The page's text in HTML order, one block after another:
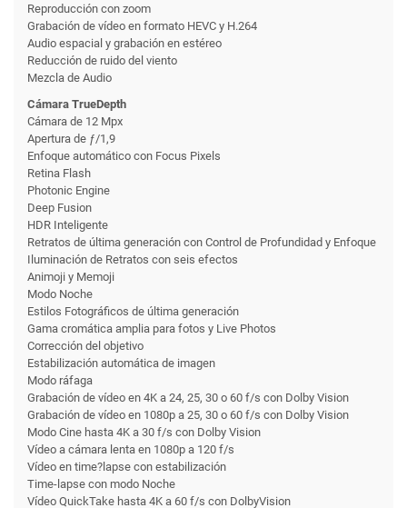
Reproducción con zoom
Grabación de vídeo en formato HEVC y H.264
Audio espacial y grabación en estéreo
Reducción de ruido del viento
Mezcla de Audio
Cámara TrueDepth
Cámara de 12 Mpx
Apertura de ƒ/1,9
Enfoque automático con Focus Pixels
Retina Flash
Photonic Engine
Deep Fusion
HDR Inteligente
Retratos de última generación con Control de Profundidad y Enfoque
Iluminación de Retratos con seis efectos
Animoji y Memoji
Modo Noche
Estilos Fotográficos de última generación
Gama cromática amplia para fotos y Live Photos
Corrección del objetivo
Estabili­zación automática de imagen
Modo ráfaga
Grabación de vídeo en 4K a 24, 25, 30 o 60 f/s con Dolby Vision
Grabación de vídeo en 1080p a 25, 30 o 60 f/s con Dolby Vision
Modo Cine hasta 4K a 30 f/s con Dolby Vision
Vídeo a cámara lenta en 1080p a 120 f/s
Vídeo en time?lapse con estabili­zación
Time-lapse con modo Noche
Vídeo QuickTake hasta 4K a 60 f/s con DolbyVision